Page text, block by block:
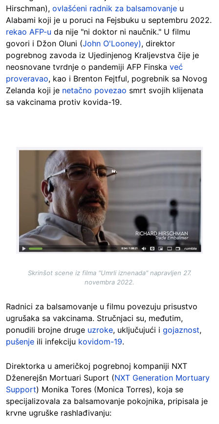
Hirschman), ovlašćeni radnik za balsamovanje u
Alabami koji je u poruci na Fejsbuku u septembru 2022.
rekao AFP-u da nije "ni doktor ni naučnik." U filmu
govori i Džon Oluni (John O'Looney), direktor
pogrebnog zavoda iz Ujedinjenog Kraljevstva čije je
neosnovane tvrdnje o pandemiji AFP Finska već
proveravao, kao i Brenton Fejtful, pogrebnik sa Novog
Zelanda koji je netačno povezao smrt svojih klijenata
sa vakcinama protiv kovida-19.
Image
Skrinšot scene iz filma "Umrli iznenada" napravljen 27.
novembra 2022.
Radnici za balsamovanje u filmu povezuju prisustvo
ugrušaka sa vakcinama. Stručnjaci su, međutim,
ponudili brojne druge uzroke, uključujući i gojaznost,
pušenje ili infekciju kovidom-19.
Direktorka u američkoj pogrebnoj kompaniji NXT
Dženerejšn Mortuari Suport (NXT Generation Mortuary
Support) Monika Tores (Monica Torres), koja se
specijalizovala za balsamovanje pokojnika, pripisala je
krvne ugruške rashlađivanju: